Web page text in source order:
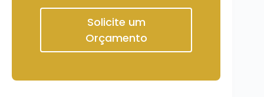
Solicite um
Orçamento